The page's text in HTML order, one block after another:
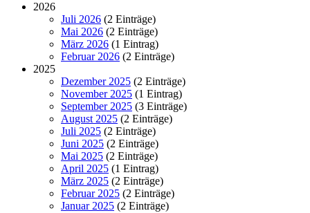
2026
Juli 2026 (2 Einträge)
Mai 2026 (2 Einträge)
März 2026 (1 Eintrag)
Februar 2026 (2 Einträge)
2025
Dezember 2025 (2 Einträge)
November 2025 (1 Eintrag)
September 2025 (3 Einträge)
August 2025 (2 Einträge)
Juli 2025 (2 Einträge)
Juni 2025 (2 Einträge)
Mai 2025 (2 Einträge)
April 2025 (1 Eintrag)
März 2025 (2 Einträge)
Februar 2025 (2 Einträge)
Januar 2025 (2 Einträge)